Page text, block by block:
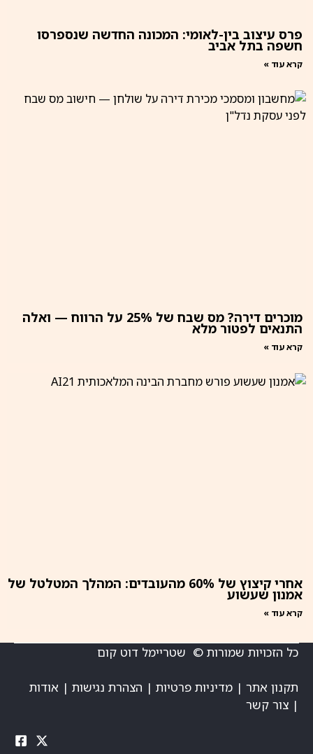
פרס עיצוב בין-לאומי: המכונה החדשה שנספרסו
חשפה בתל אביב
קרא עוד »
מוכרים דירה? מס שבח של 25% על הרווח — ואלה
התנאים לפטור מלא
קרא עוד »
אחרי קיצוץ של 60% מהעובדים: המהלך המטלטל של
אמנון שעשוע
קרא עוד »
כל הזכויות שמורות © שטריימל דוט קום
תקנון אתר |מדיניות פרטיות | הצהרת נגישות | אודות
|צור קשר